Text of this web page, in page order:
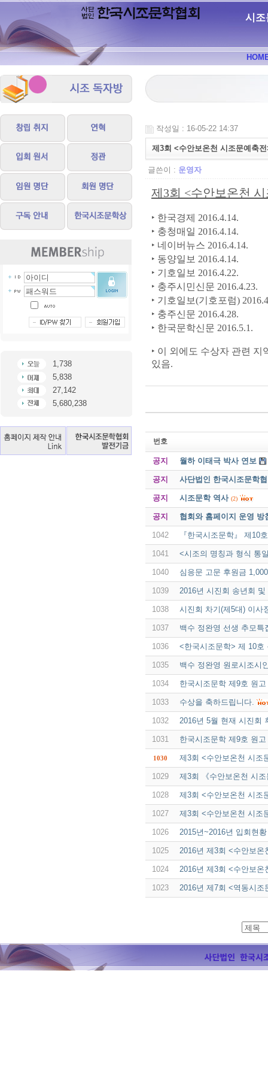
시조
1,738
5,838
27,142
5,680,238
작성일 : 16-05-22 14:37
제3회 <수안보온천 시조문예축
글쓴이 : 운영자
제3회 <수안보온천
‣ 한국경제 2016.4.14.
‣ 충청매일 2016.4.14.
‣ 네이버뉴스 2016.4.14.
‣ 동양일보 2016.4.14.
‣ 기호일보 2016.4.22.
‣ 충주시민신문 2016.4.23.
‣ 기호일보(기호포럼)
‣ 충주신문 2016.4.28.
‣ 한국문학신문 2016.5.1.
‣ 이 외에도 수상자 관련
있음.
번호
공지 월하 이태극 박사 연보
공지 사단법인 한국시조문학
공지 시조문학 역사 (2)
공지 협회와 홈페이지 운영 방
1042 『한국시조문학』 제10
1041 <시조의 명칭과 형식 통
1040 심응문 고문 후원금
1039 2016년 시진회 송년회
1038 시진회 차기(제5대) 이사
1037 백수 정완영 선생 추모특
1036 <한국시조문학> 제 10호
1035 백수 정완영 원로시조시
1034 한국시조문학 제9호 원
1033 수상을 축하드립니다.
1032 2016년 5월 현재 시진회
1031 한국시조문학 제9호 원고
1030 제3회 <수안보온천 시조
1029 제3회 《수안보온천 시
1028 제3회 <수안보온천 시조
1027 제3회 <수안보온천 시조
1026 2015년~2016년 입회현
1025 2016년 제3회 <수안보
1024 2016년 제3회 <수안보온
1023 2016년 제7회 <역동시조